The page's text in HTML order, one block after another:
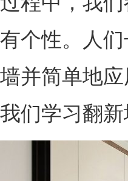
有个性。人
墙并简单地
我们学习翻